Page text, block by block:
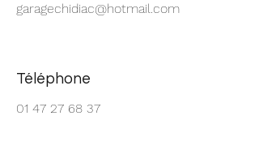
garagechidiac@hotmail.com
Téléphone
01 47 27 68 37